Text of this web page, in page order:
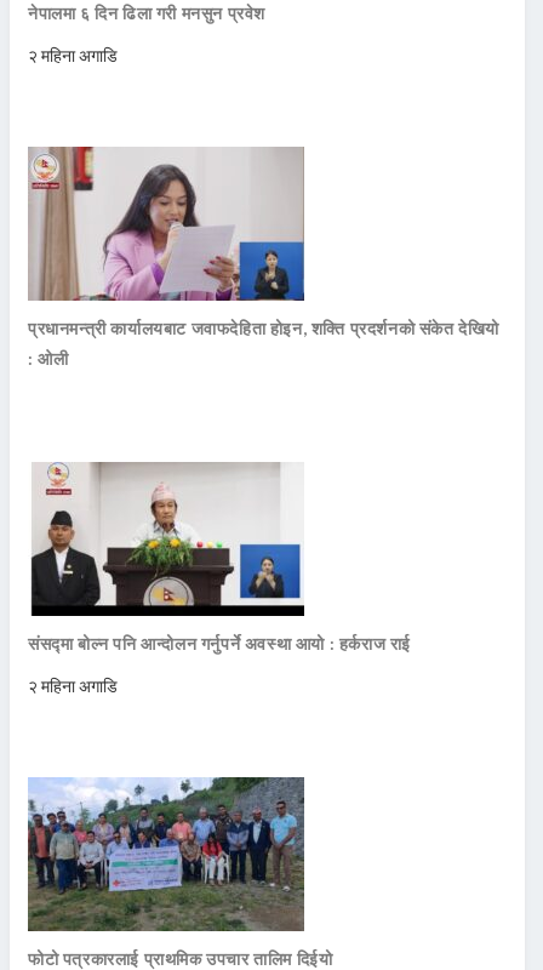
नेपालमा ६ दिन ढिला गरी मनसुन प्रवेश
२ महिना अगाडि
प्रधानमन्त्री कार्यालयबाट जवाफदेहिता होइन, शक्ति प्रदर्शनको संकेत देखियो
: ओली
संसद्मा बोल्न पनि आन्दोलन गर्नुपर्ने अवस्था आयो : हर्कराज राई
२ महिना अगाडि
फोटो पत्रकारलाई प्राथमिक उपचार तालिम दिईयो